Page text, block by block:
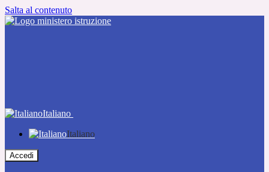
Salta al contenuto
Italiano
Italiano
Accedi